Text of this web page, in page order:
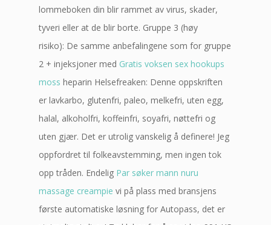
lommeboken din blir rammet av virus, skader,
tyveri eller at de blir borte. Gruppe 3 (høy
risiko): De samme anbefalingene som for gruppe
2 + injeksjoner med Gratis voksen sex hookups
moss heparin Helsefreaken: Denne oppskriften
er lavkarbo, glutenfri, paleo, melkefri, uten egg,
halal, alkoholfri, koffeinfri, soyafri, nøttefri og
uten gjær. Det er utrolig vanskelig å definere! Jeg
oppfordret til folkeavstemming, men ingen tok
opp tråden. Endelig Par søker mann nuru
massage creampie vi på plass med bransjens
første automatiske løsning for Autopass, det er